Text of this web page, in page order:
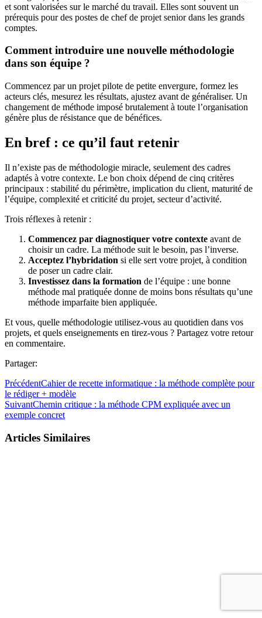
et sont valorisées sur le marché du travail. Elles sont souvent un
prérequis pour des postes de chef de projet senior dans les grands
comptes.
Comment introduire une nouvelle méthodologie
dans son équipe ?
Commencez par un projet pilote de petite envergure, formez les
acteurs clés, mesurez les résultats, ajustez avant de généraliser. Un
changement de méthode imposé brutalement à toute l’organisation
génère plus de résistance que de bénéfices.
En bref : ce qu’il faut retenir
Il n’existe pas de méthodologie miracle, seulement des cadres
adaptés à votre contexte. Le bon choix dépend de cinq critères
principaux : stabilité du périmètre, implication du client, maturité de
l’équipe, complexité et criticité du projet, secteur d’activité.
Trois réflexes à retenir :
Commencez par diagnostiquer votre contexte avant de
choisir un cadre. La méthode suit le besoin, pas l’inverse.
Acceptez l’hybridation si elle sert votre projet, à condition
de poser un cadre clair.
Investissez dans la formation de l’équipe : une bonne
méthode mal pratiquée donne de moins bons résultats qu’une
méthode imparfaite bien appliquée.
Et vous, quelle méthodologie utilisez-vous au quotidien dans vos
projets, et quels enseignements en tirez-vous ? Partagez votre retour
en commentaire.
Partager:
PrécédentCahier de recette informatique : la méthode complète pour
le rédiger + modèle
SuivantChemin critique : la méthode CPM expliquée avec un
exemple concret
Articles Similaires